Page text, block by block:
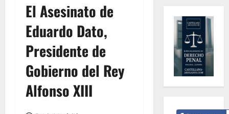
El Asesinato de
Eduardo Dato,
Presidente de
Gobierno del Rey
Alfonso XIII